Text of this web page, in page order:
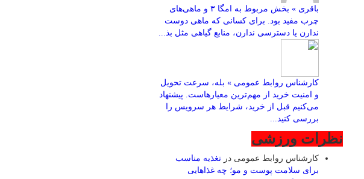
باقری » بخش مربوط به امگا ۳ و ماهی‌های
چرب مفید بود. برای کسانی که ماهی دوست
ندارن یا دسترسی ندارن، منابع گیاهی مثل بذ...
کارشناس روابط عمومی » بله، سرعت تحویل
و امنیت خرید از مهم‌ترین معیارهاست. پیشنهاد
می‌کنیم قبل از خرید، شرایط هر سرویس را
بررسی کنید...
نظرات ورزشی
کارشناس روابط عمومی درتغذیه مناسب
برای سلامت پوست و مو؛ چه غذاهایی